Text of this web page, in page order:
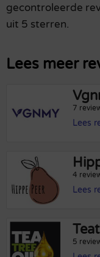
gecontroleerde
uit 5 sterren.
Lees meer
7
Lees
4
Lees
5